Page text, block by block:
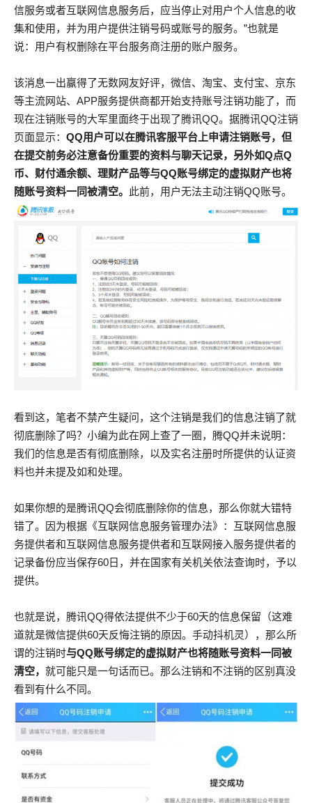
信服务或者互联网信息服务后，应当停止对用户个人信息的收
集和使用，并为用户提供注销号码或账号的服务。”也就是
说：用户有权删除在平台服务商注册的账户服务。
该消息一出赢得了无数网友好评，微信、淘宝、支付宝、京东
等主流网站、APP服务提供商都开始支持账号注销功能了，而
现在注销账号的大军里面终于出现了腾讯QQ。据腾讯QQ注销
页面显示： QQ用户可以在腾讯客服平台上申请注销账号，但
在提交前务必注意备份重要的资料与聊天记录，另外如Q点Q
币、财付通余额、理财产品等与QQ账号绑定的虚拟财产也将
随账号资料一同被清空。 此前，用户无法主动注销QQ账号。
看到这，笔者不禁产生疑问，这个注销是我们的信息注销了就
彻底删除了吗？小编为此在网上查了一圈，腾QQ并未说明：
我们的信息是否有彻底删除，以及实名注册时所提供的认证资
料也并未提及如和处理。
如果你想的是腾讯QQ会彻底删除你的信息，那么你就大错特
错了。因为根据《互联网信息服务管理办法》：互联网信息服
务提供者和互联网信息服务提供者和互联网接入服务提供者的
记录备份应当保存60日，并在国家有关机关依法查询时，予以
提供。
也就是说，腾讯QQ得依法提供不少于60天的信息保留（这难
道就是微信提供60天反悔注销的原因。手动抖机灵），那么所
谓的注销时与QQ账号绑定的虚拟财产也将随账号资料一同被
清空， 就可能只是一句话而已。那么注销和不注销的区别真没
看到有什么不同。